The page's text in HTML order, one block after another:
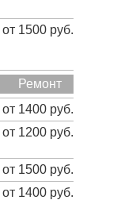
от 1500 руб.
Ремонт
от 1400 руб.
от 1200 руб.
от 1500 руб.
от 1400 руб.